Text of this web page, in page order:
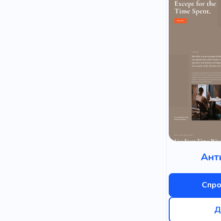
Казки
Планер
Чудовий
Боротьба
Алкоголь
Темний
Догляд за
Дитяча